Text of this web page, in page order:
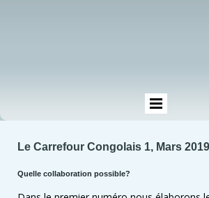
Le Carrefour Congolais 1, Mars 2019
Quelle collaboration possible?